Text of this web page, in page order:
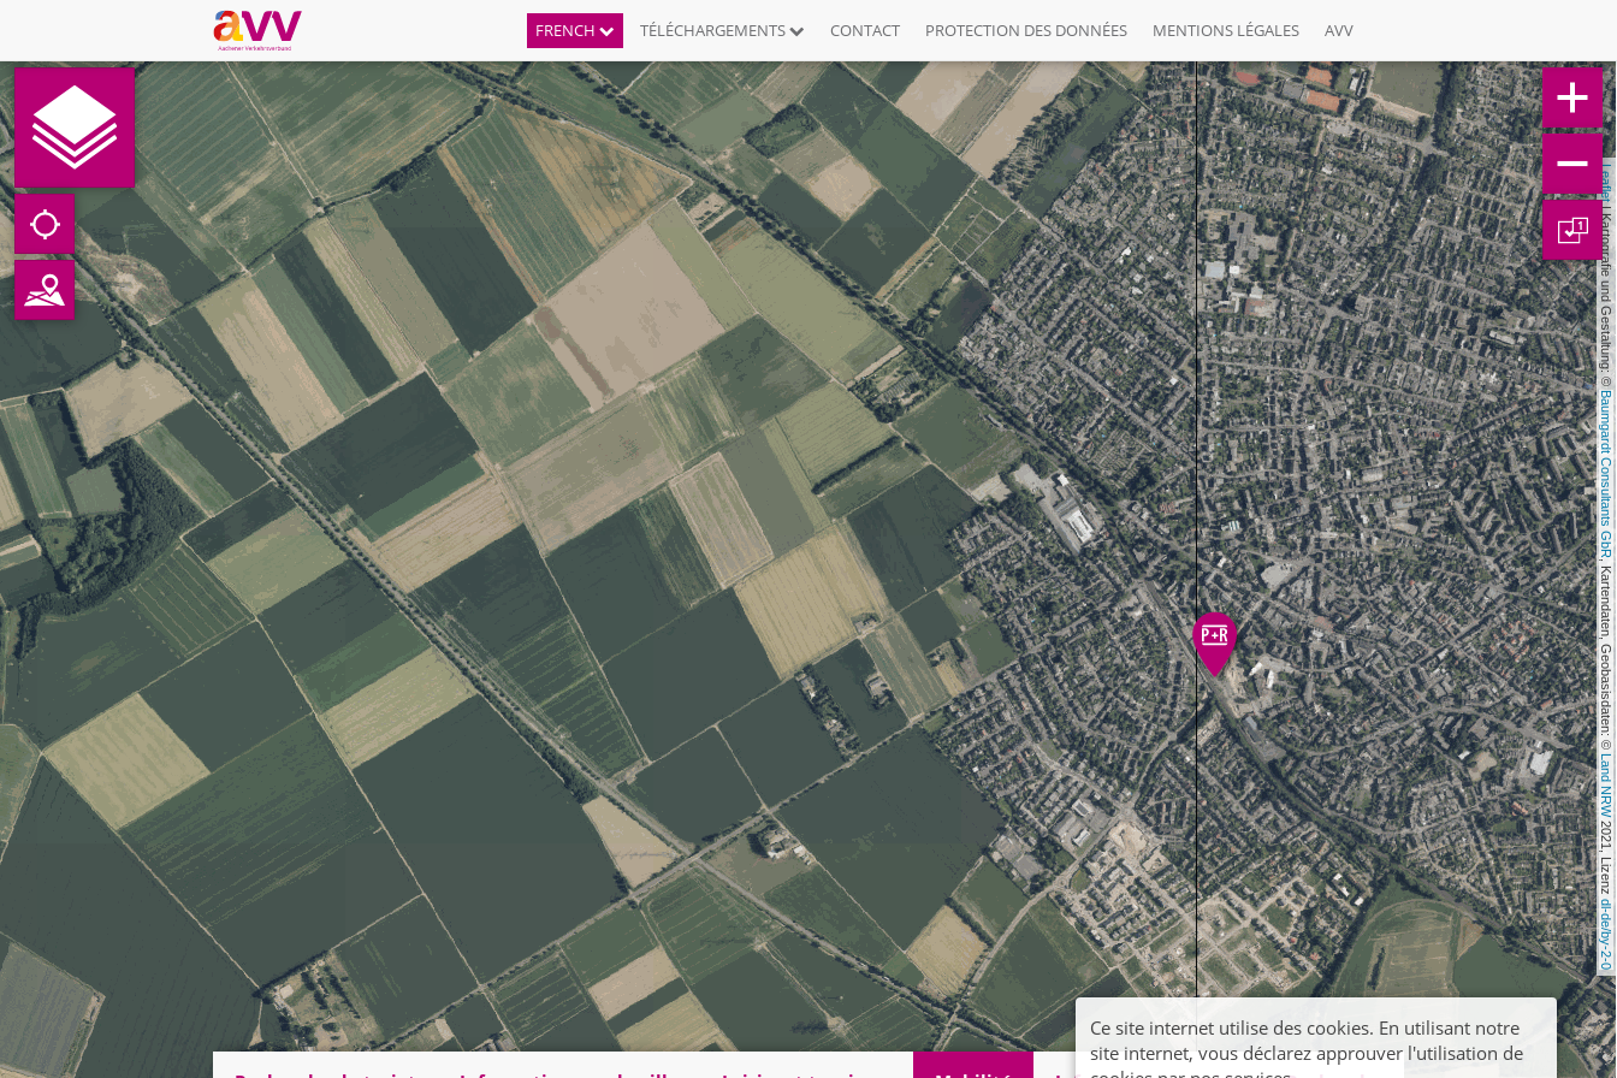
FRENCH TÉLÉCHARGEMENTS CONTACT PROTECTION DES DONNÉES MENTIONS LÉGALES AVV
Leaflet
| Kartografie und Gestaltung: ©
Baumgardt Consultants GbR
, Kartendaten, Geobasisdaten: ©
Land NRW
2021, Lizenz
dl-de/by-2-0
1
Ce site internet utilise des cookies. En utilisant notre
site internet, vous déclarez approuver l'utilisation de